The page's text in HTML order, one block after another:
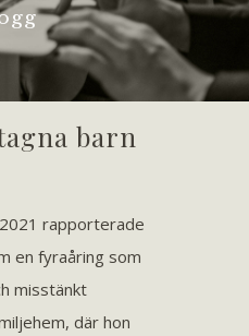
barn
rapporterade
en fyraåring som
misstänkt
där hon